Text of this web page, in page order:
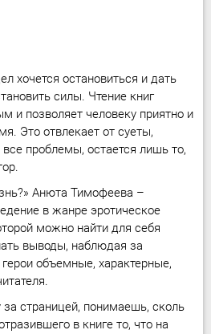
хочется остановиться и дать
силы. Чтение книг
и позволяет человеку приятно и
Это отвлекает от суеты,
проблемы, остается лишь то,
Анюта Тимофеева –
в жанре эротическое
можно найти для себя
выводы, наблюдая за
объемные, характерные,
за страницей, понимаешь, сколь
в книге то, что на